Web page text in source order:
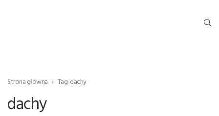
Strona główna Tag: dachy
dachy